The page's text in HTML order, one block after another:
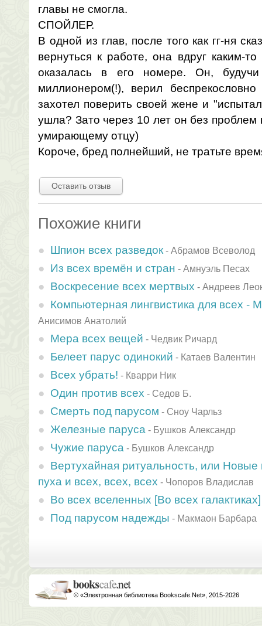
главы не смогла.
СПОЙЛЕР.
В одной из глав, после того как гг-ня
вернуться к работе, она вдруг каким-
оказалась в его номере. Он, будучи
миллионером(!), верил
захотел поверить своей жене и
ушла? Зато через 10 лет он без проблем
умирающему отцу)
Короче, бред полнейший, не тратьте
Оставить отзыв
Похожие книги
Шпион всех разведок - Абрамов Всеволод
Из всех времён и стран - Амнуэль Песах
Воскресение всех мертвых - Андреев
Компьютерная лингвистика для всех
Анисимов Анатолий
Мера всех вещей - Чедвик Ричард
Белеет парус одинокий - Катаев Валентин
Всех убрать! - Кварри Ник
Один против всех - Седов Б.
Смерть под парусом - Сноу Чарльз
Железные паруса - Бушков Александр
Чужие паруса - Бушков Александр
Вертухайная ритуальность, или
пуха и всех, всех, всех - Чопоров Владислав
Во всех вселенных [Во всех галактиках]
Под парусом надежды - Макмаон Барбара
© «Электронная библиотека Bookscafe.Net», 2015-2026